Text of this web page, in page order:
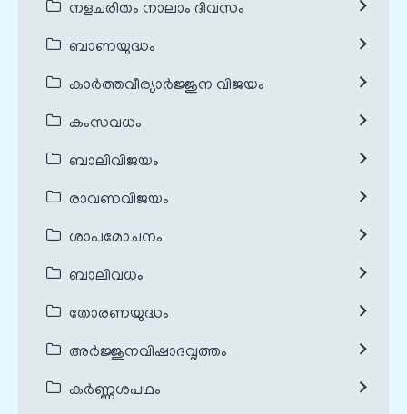
നളചരിതം നാലാം ദിവസം
ബാണയുദ്ധം
കാർത്തവീര്യാർജ്ജുന വിജയം
കംസവധം
ബാലിവിജയം
രാവണവിജയം
ശാപമോചനം
ബാലിവധം
തോരണയുദ്ധം
അർജ്ജുനവിഷാദവൃത്തം
കർണ്ണശപഥം